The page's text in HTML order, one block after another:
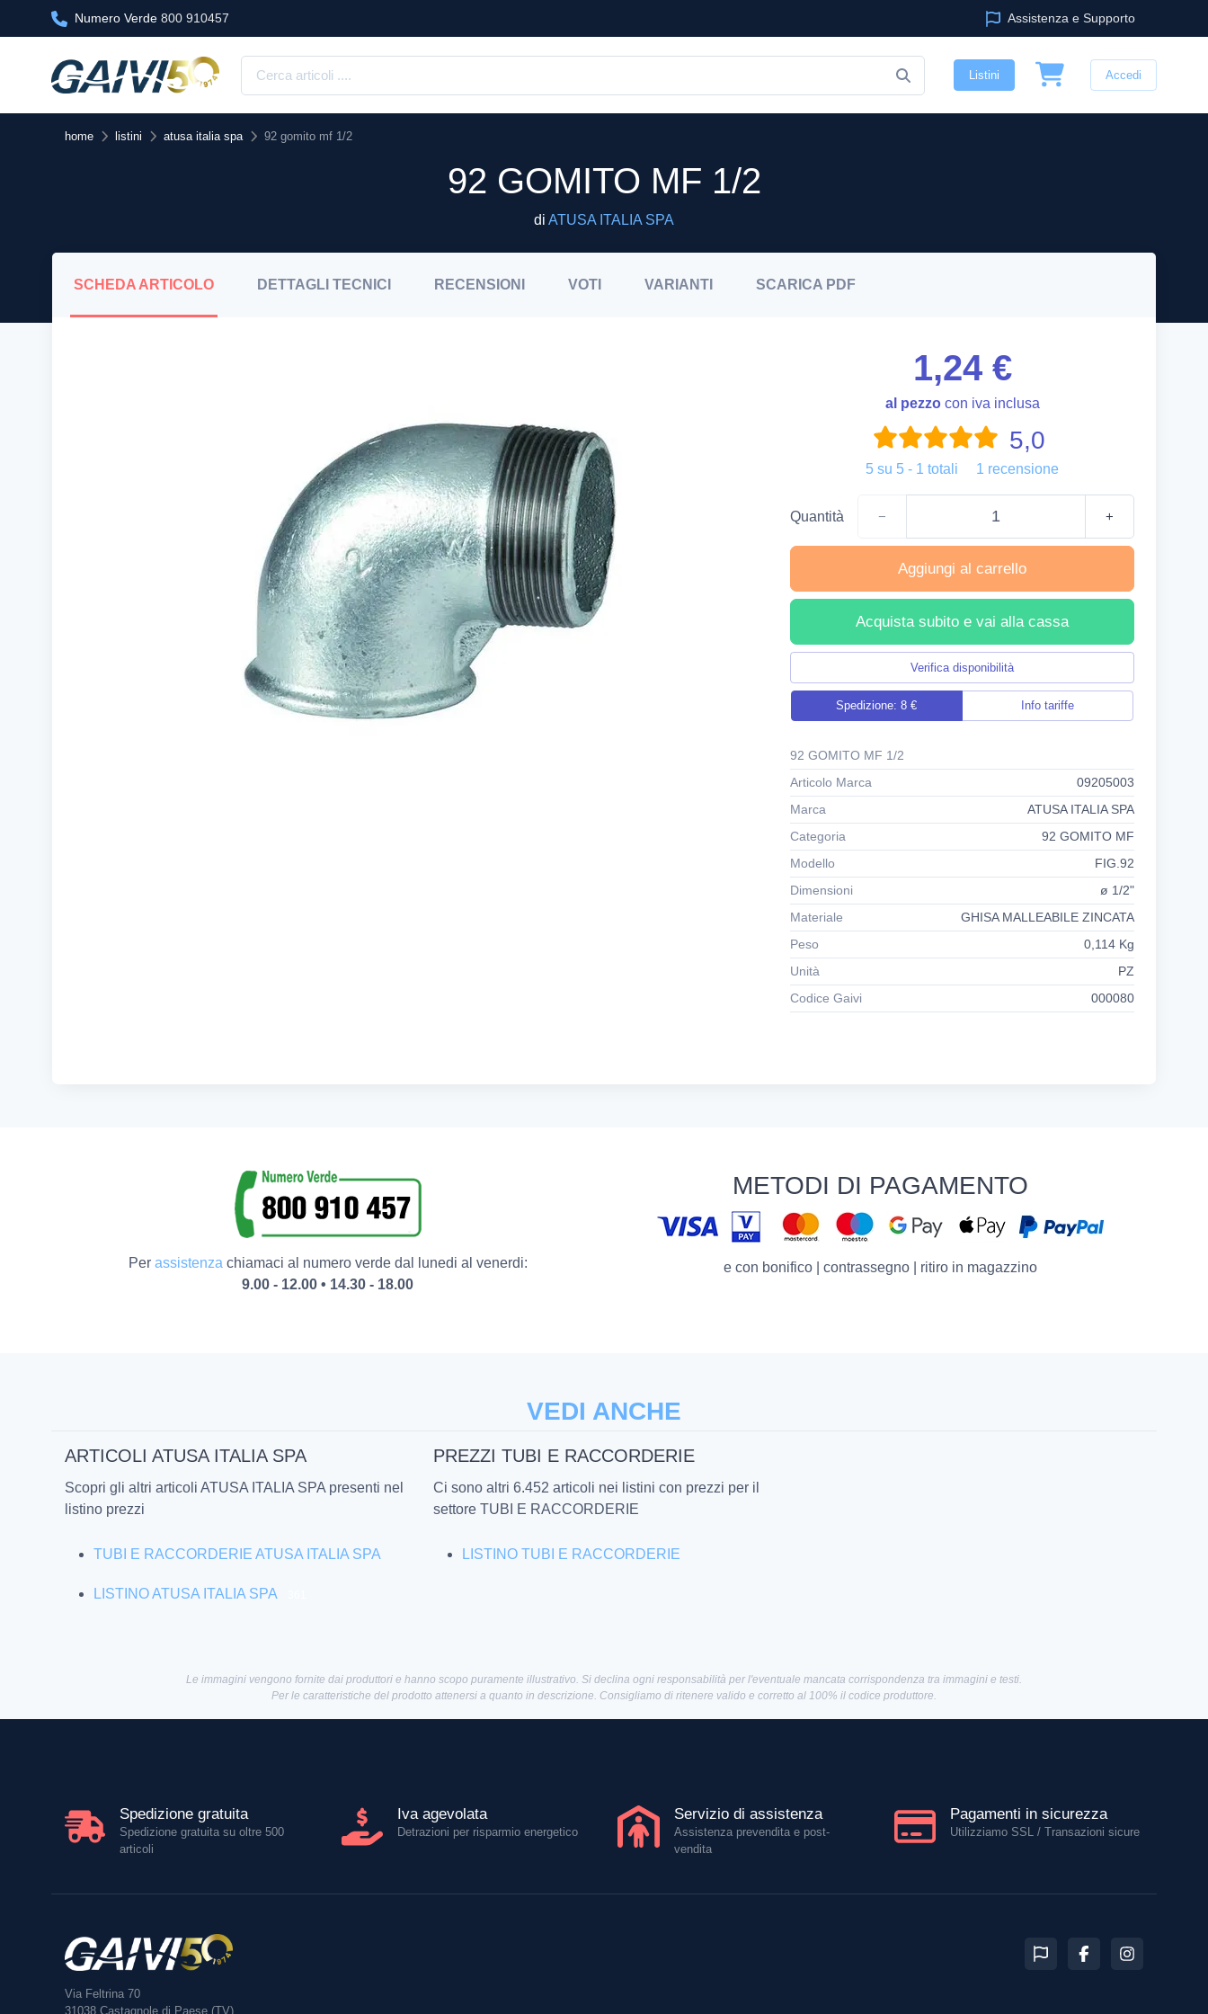
Numero Verde 800 910457 Assistenza e Supporto
Listini Accedi
home listini atusa italia spa 92 gomito mf 1/2
92 GOMITO MF 1/2
di ATUSA ITALIA SPA
SCHEDA ARTICOLO DETTAGLI TECNICI RECENSIONI VOTI VARIANTI SCARICA PDF
1,24 €
al pezzocon iva inclusa
5,0
5 su 5 - 1 totali 1 recensione
Quantità − +
Aggiungi al carrello
Acquista subito e vai alla cassa
Verifica disponibilità
Spedizione: 8 € Info tariffe
92 GOMITO MF 1/2
Articolo Marca
09205003
Marca
ATUSA ITALIA SPA
Categoria
92 GOMITO MF
Modello
FIG.92
Dimensioni
ø 1/2"
Materiale
GHISA MALLEABILE ZINCATA
Peso
0,114 Kg
Unità
PZ
Codice Gaivi
000080
Per assistenzachiamaci al numero verde dal lunedi al venerdi:
9.00 - 12.00 • 14.30 - 18.00
METODI DI PAGAMENTO
e con bonifico | contrassegno | ritiro in magazzino
VEDI ANCHE
ARTICOLI ATUSA ITALIA SPA
Scopri gli altri articoli ATUSA ITALIA SPA presenti nel
listino prezzi
TUBI E RACCORDERIE ATUSA ITALIA SPA
LISTINO ATUSA ITALIA SPA
PREZZI TUBI E RACCORDERIE
Ci sono altri 6.452 articoli nei listini con prezzi per il
settore TUBI E RACCORDERIE
LISTINO TUBI E RACCORDERIE
Le immagini vengono fornite dai produttori e hanno scopo puramente illustrativo. Si declina ogni responsabilità per l'eventuale mancata corrispondenza tra immagini e testi.
Per le caratteristiche del prodotto attenersi a quanto in descrizione. Consigliamo di ritenere valido e corretto al 100% il codice produttore.
Spedizione gratuita
Spedizione gratuita su oltre 500
articoli
Iva agevolata
Detrazioni per risparmio energetico
Servizio di assistenza
Assistenza prevendita e post-
vendita
Pagamenti in sicurezza
Utilizziamo SSL / Transazioni sicure
Via Feltrina 70
31038 Castagnole di Paese (TV)